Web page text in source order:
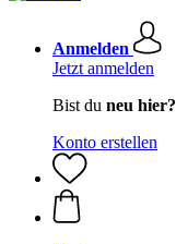
Anmelden
Jetzt anmelden
Bist du neu hier?
Konto erstellen